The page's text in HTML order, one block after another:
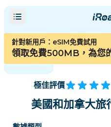
針對新用戶：eSIM免費試用
領取免費500MB，為您
極佳評價
美國和加拿大